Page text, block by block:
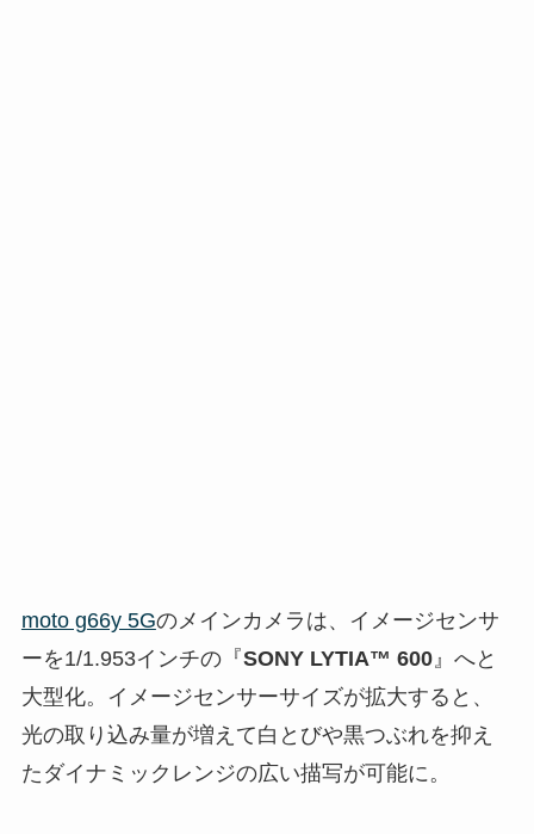
moto g66y 5Gのメインカメラは、イメージセンサ
ーを1/1.953インチの『SONY LYTIA™ 600』へと
大型化。イメージセンサーサイズが拡大すると、
光の取り込み量が増えて白とびや黒つぶれを抑え
たダイナミックレンジの広い描写が可能に。